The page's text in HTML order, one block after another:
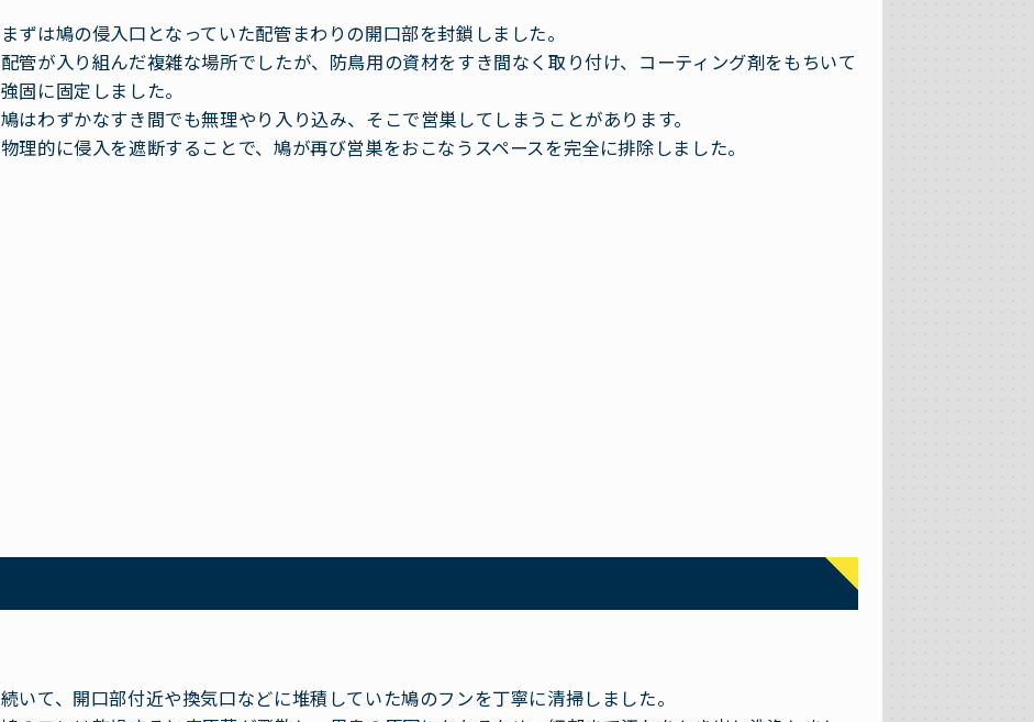
まずは鳩の侵入口となっていた配管まわりの開口部を封鎖しました。
配管が入り組んだ複雑な場所でしたが、防鳥用の資材をすき間なく取り付け、コーティング剤をもちいて
強固に固定しました。
鳩はわずかなすき間でも無理やり入り込み、そこで営巣してしまうことがあります。
物理的に侵入を遮断することで、鳩が再び営巣をおこなうスペースを完全に排除しました。
続いて、開口部付近や換気口などに堆積していた鳩のフンを丁寧に清掃しました。